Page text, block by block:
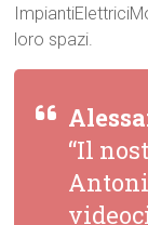
loro spazi.
“Il